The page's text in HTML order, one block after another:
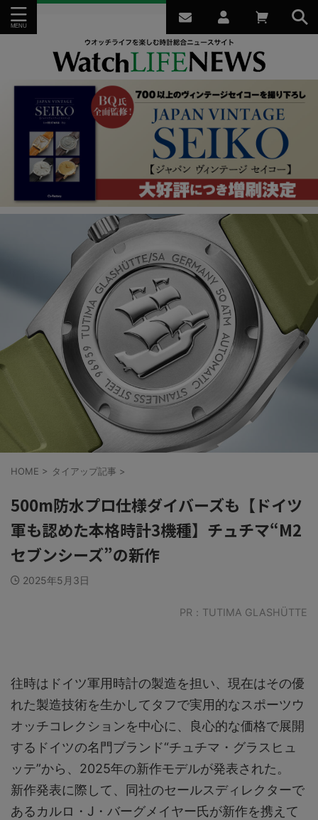
HOME > タイアップ記事 >
500m防水プロ仕様ダイバーズも【ドイツ
軍も認めた本格時計3機種】チュチマ“M2
セブンシーズ”の新作
2025年5月3日
PR：TUTIMA GLASHÜTTE
往時はドイツ軍用時計の製造を担い、現在はその優
れた製造技術を生かしてタフで実用的なスポーツウ
オッチコレクションを中心に、良心的な価格で展開
するドイツの名門ブランド“チュチマ・グラスヒュ
ッテ”から、2025年の新作モデルが発表された。
新作発表に際して、同社のセールスディレクターで
あるカルロ・J・バーグメイヤー氏が新作を携えて